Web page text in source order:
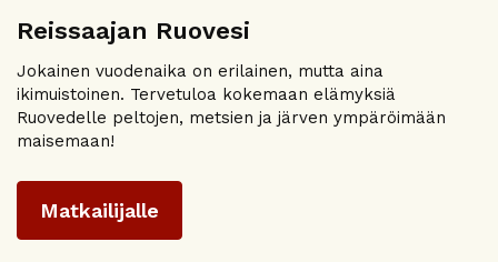
Reissaajan Ruovesi
Jokainen vuodenaika on erilainen, mutta aina
ikimuistoinen. Tervetuloa kokemaan elämyksiä
Ruovedelle peltojen, metsien ja järven ympäröimään
maisemaan!
Matkailijalle